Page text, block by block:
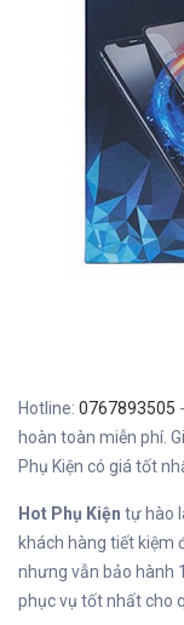
Hotline: 0767893505
hoàn toàn miễn phí.
Phụ Kiện có giá tốt
Hot Phụ Kiện tự hào
khách hàng tiết kiệm
nhưng vẫn bảo hành
phục vụ tốt nhất cho